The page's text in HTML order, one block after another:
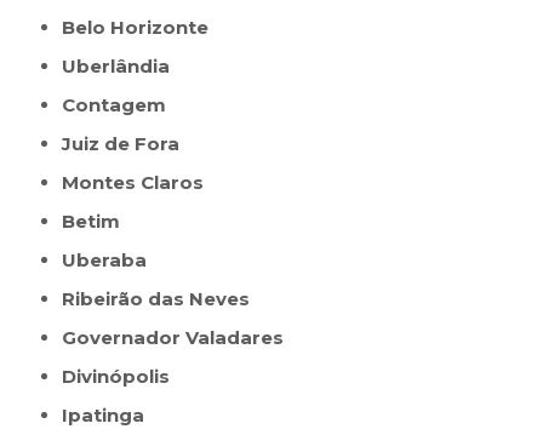
Belo Horizonte
Uberlândia
Contagem
Juiz de Fora
Montes Claros
Betim
Uberaba
Ribeirão das Neves
Governador Valadares
Divinópolis
Ipatinga